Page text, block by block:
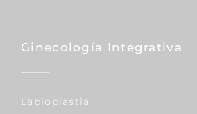
Ginecología Integrativa
Labioplastia